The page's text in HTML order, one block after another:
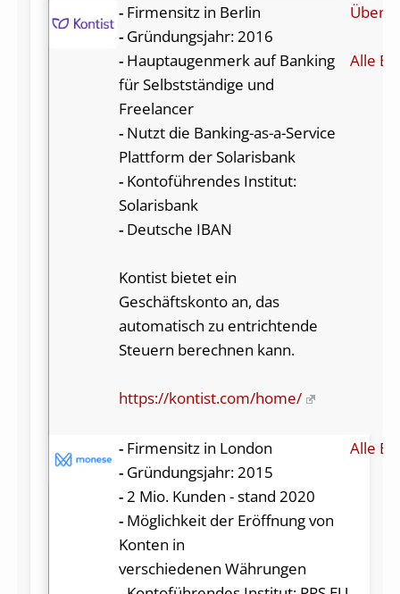
-Firmensitz in Berlin
-Gründungsjahr: 2016
-Hauptaugenmerk auf Banking
für Selbstständige und
Freelancer
-Nutzt die Banking-as-a-Service
Plattform der Solarisbank
-Kontoführendes Institut:
Solarisbank
-Deutsche IBAN
Kontist bietet ein
Geschäftskonto an, das
automatisch zu entrichtende
Steuern berechnen kann.
https://kontist.com/home/
Über
Alle
-Firmensitz in London
-Gründungsjahr: 2015
-2 Mio. Kunden - stand 2020
-Möglichkeit der Eröffnung von
Konten in
verschiedenen Währungen
Alle